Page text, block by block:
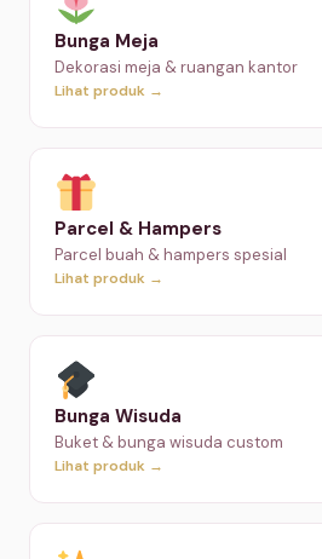
Bunga Meja
Dekorasi meja & ruangan kantor
Lihat produk →
Parcel & Hampers
Parcel buah & hampers spesial
Lihat produk →
Bunga Wisuda
Buket & bunga wisuda custom
Lihat produk →